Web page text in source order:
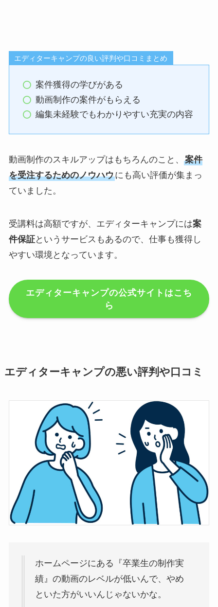
エディターキャンプの良い評判や口コミまとめ
案件獲得の学びがある
動画制作の案件がもらえる
編集未経験でもわかりやすい充実の内容
動画制作のスキルアップはもちろんのこと、 案件
を受注するためのノウハウにも高い評価が集まっ
ていました。
受講料は高額ですが、エディターキャンプには案
件保証というサービスもあるので、仕事も獲得し
やすい環境となっています。
エディターキャンプの公式サイトはこち
ら
エディターキャンプの悪い評判や口コミ
ホームページにある『卒業生の制作実
績』の動画のレベルが低いんで、やめ
といた方がいいんじゃないかな。